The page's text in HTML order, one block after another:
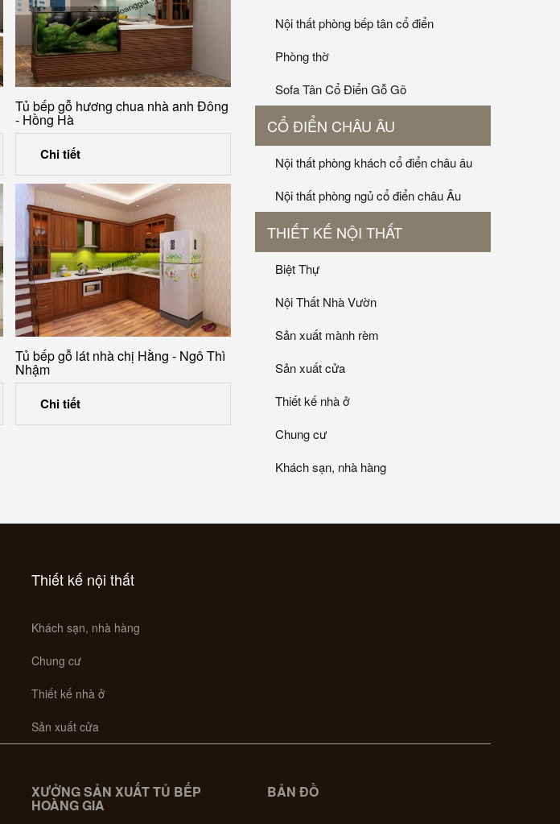
Tủ bếp gỗ hương chua nhà anh Đông
- Hồng Hà
Chi tiết
Tủ bếp gỗ lát nhà chị Hằng - Ngô Thì
Nhậm
Chi tiết
Nội thất phòng bếp tân cổ điển
Phòng thờ
Sofa Tân Cổ Điển Gỗ Gõ
CỔ ĐIỂN CHÂU ÂU
Nội thất phòng khách cổ điển châu âu
Nội thất phòng ngủ cổ điển châu Âu
THIẾT KẾ NỘI THẤT
Biệt Thự
Nội Thất Nhà Vườn
Sản xuất mành rèm
Sản xuất cửa
Thiết kế nhà ở
Chung cư
Khách sạn, nhà hàng
Thiết kế nội thất
Khách sạn, nhà hàng
Chung cư
Thiết kế nhà ở
Sản xuất cửa
XƯỞNG SẢN XUẤT TỦ BẾP
HOÀNG GIA
BẢN ĐỒ